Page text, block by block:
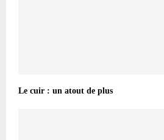
Le cuir : un atout de plus